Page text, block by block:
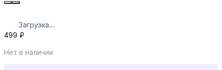
Загрузка...
499 ₽
Нет в наличии